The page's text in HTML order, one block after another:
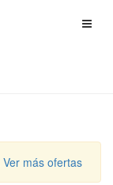
Ver más ofertas